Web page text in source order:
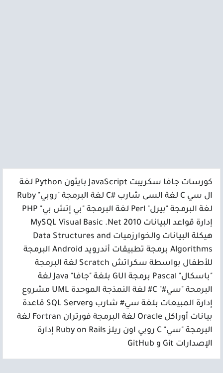
كورسات جافا سكريبت JavaScript بايثون Python لغة
ال سي C لغة السى شارب #C لغة البرمجة "روبي" Ruby
لغة البرمجة "بيرل" Perl لغة البرمجة "بي إتش بي" PHP
إدارة قواعد البيانات MySQL Visual Basic .Net 2010
هيكلة البيانات والخوارزميات Data Structures and
Algorithms برمجة تطبيقات أندرويد Android البرمجة
للأطفال بواسطة سكراتش Scratch لغة البرمجة
"باسكال" Pascal برمجة GUI بلغة "جافا" Java لغة
البرمحة "سي#" C# لغة النمذجة الموحدة UML مشروع
إدارة المبيعات بلغة سي# شارب وSQL Server قاعدة
بيانات أوراكل Oracle لغة البرمجة فورتران Fortran لغة
البرمجة "سي" C روبي اون ريلز Ruby on Rails إدارة
الإصدارات Git و GitHub